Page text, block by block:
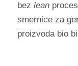
bez lean
smernice za
proizvoda bio